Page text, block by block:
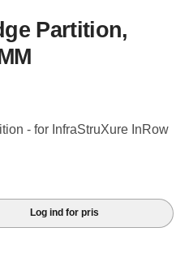
Partition,
- for InfraStruXure InRow
Log ind for pris